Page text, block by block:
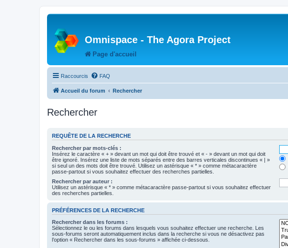
Omnispace - The Agora Project
Page d'accueil
Raccourcis FAQ
Accueil du forum Rechercher
Rechercher
REQUÊTE DE LA RECHERCHE
Rechercher par mots-clés :
Insérez le caractère « + » devant un mot qui doit être trouvé et « - » devant un mot qui doit
être ignoré. Insérez une liste de mots séparés entre des barres verticales discontinues « | »
si seul un des mots doit être trouvé. Utilisez un astérisque « * » comme métacaractère
passe-partout si vous souhaitez effectuer des recherches partielles.
Rechercher par auteur :
Utilisez un astérisque « * » comme métacaractère passe-partout si vous souhaitez effectuer
des recherches partielles.
PRÉFÉRENCES DE LA RECHERCHE
Rechercher dans les forums :
Sélectionnez le ou les forums dans lesquels vous souhaitez effectuer une recherche. Les
sous-forums seront automatiquement inclus dans la recherche si vous ne désactivez pas
l’option « Rechercher dans les sous-forums » affichée ci-dessous.